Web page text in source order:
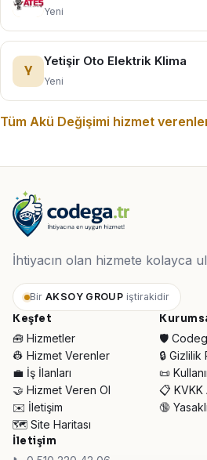
Yeni
Y
Yetişir Oto Elektrik Klima
Yeni
Tüm Akü Değişimi hizmet
İhtiyacın olan hizmete kolayca
Bir AKSOY GROUP iştirakidir
Keşfet
🧰 Hizmetler
👷 Hizmet Verenler
💼 İş İlanları
🤝 Hizmet Veren Ol
✉️ İletişim
🗺️ Site Haritası
🛡️
🔒 Gizlilik
📜
📋 KVKK
🔞
İletişim